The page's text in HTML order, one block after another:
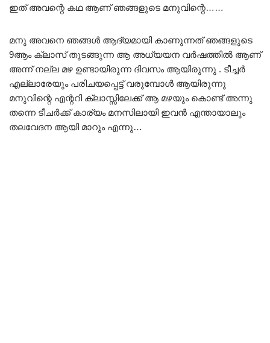
ഇത് അവന്റെ കഥ ആണ് ഞങ്ങളുടെ മനുവിന്റെ……
മനു അവനെ ഞങ്ങൾ ആദ്യമായി കാണുന്നത് ഞങ്ങളുടെ
9ആം ക്ലാസ് തുടങ്ങുന്ന ആ അധ്യയന വർഷത്തിൽ ആണ്
അന്ന് നല്ല മഴ ഉണ്ടായിരുന്ന ദിവസം ആയിരുന്നു . ടീച്ചർ
എല്ലാരേയും പരിചയപ്പെട്ട് വരുമ്പോൾ ആയിരുന്നു
മനുവിന്റെ എന്ററി ക്ലാസ്സിലേക്ക് ആ മഴയും കൊണ്ട് അന്നു
തന്നെ ടീചർക്ക് കാര്യം മനസിലായി ഇവൻ എന്തായാലും
തലവേദന ആയി മാറും എന്നു…